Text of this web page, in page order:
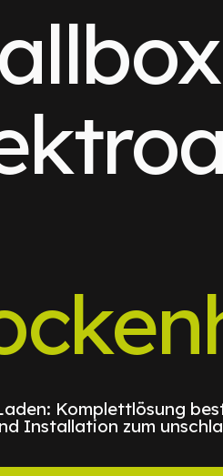
Komplettlösung
Installation zum